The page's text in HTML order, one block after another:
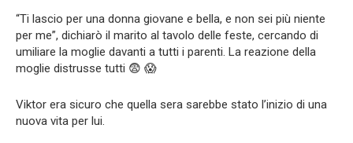
“Ti lascio per una donna giovane e bella, e non sei più niente
per me”, dichiarò il marito al tavolo delle feste, cercando di
umiliare la moglie davanti a tutti i parenti. La reazione della
moglie distrusse tutti 😨 😱
Viktor era sicuro che quella sera sarebbe stato l’inizio di una
nuova vita per lui.